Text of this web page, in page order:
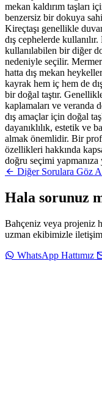
mekan kaldırım taşları
benzersiz bir dokuya
Kireçtaşı genellikle
dış cephelerde
kullanılabilen bir diğer
nedeniyle seçilir.
hatta dış mekan
kayrak hem iç hem de
bir doğal taştır.
kaplamaları ve veranda
dış amaçlar için doğal
dayanıklılık, estetik ve
almak önemlidir. Bir
özellikleri hakkında
doğru seçimi yapmanıza
Diğer Sorulara Göz
Hala sorunuz
Bahçeniz veya projeniz
uzman ekibimizle
WhatsApp Hattımız